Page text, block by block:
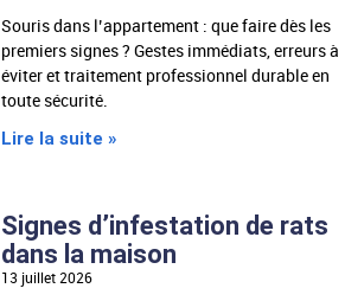
Souris dans l’appartement : que faire dès les
premiers signes ? Gestes immédiats, erreurs à
éviter et traitement professionnel durable en
toute sécurité.
Lire la suite »
Signes d’infestation de rats
dans la maison
13 juillet 2026